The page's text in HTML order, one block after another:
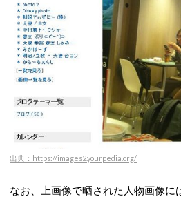
出典：https://images2.yourpedia.org/
なお、上画像で晒された人物画像に